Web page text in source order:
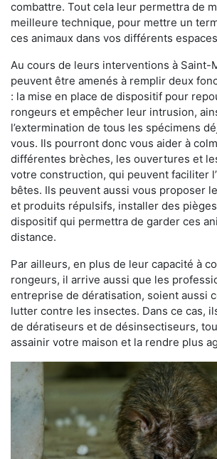
combattre. Tout cela leur permettra de
meilleure technique, pour mettre un
ces animaux dans vos différents
Au cours de leurs interventions à Saint-
peuvent être amenés à remplir deux
: la mise en place de dispositif pour
rongeurs et empêcher leur intrusion,
l’extermination de tous les spécimens
vous. Ils pourront donc vous aider à
différentes brèches, les ouvertures et
votre construction, qui peuvent faciliter
bêtes. Ils peuvent aussi vous proposer
et produits répulsifs, installer des
dispositif qui permettra de garder ces
distance.
Par ailleurs, en plus de leur capacité à
rongeurs, il arrive aussi que les
entreprise de dératisation, soient aussi
lutter contre les insectes. Dans ce cas,
de dératiseurs et de désinsectiseurs,
assainir votre maison et la rendre plus